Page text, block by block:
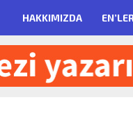
HAKKIMIZDA EN’LER